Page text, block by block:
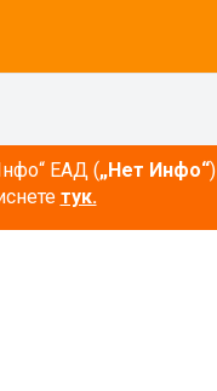
ЕАД („Нет Инфо“)
тук.